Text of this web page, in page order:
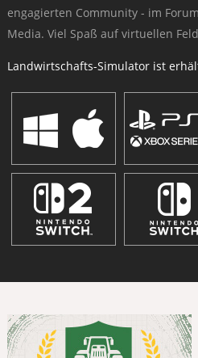
engagierten Community - im
Media. Viel Spaß auf virtuellen
Landwirtschafts-Simulator ist